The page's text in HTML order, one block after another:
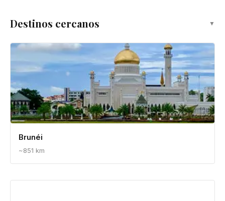
Guía Completa de Bali con Presupuesto
Ajustado 2026: Templos, Arrozales y Playas